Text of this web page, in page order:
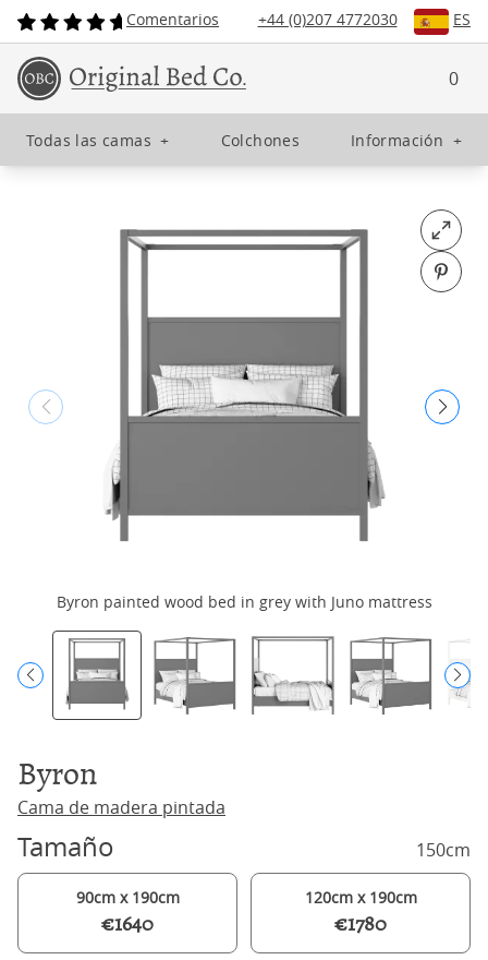
Comentarios +44 (0)207 4772030 ES
0
Todas las camas + Colchones Información +
Open
Pin
Byron painted wood bed in grey with Juno mattress
Byron
Cama de madera pintada
Tamaño 150cm
90cm x 190cm
€1640
120cm x 190cm
€1780